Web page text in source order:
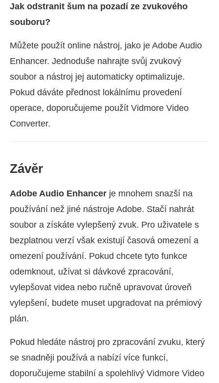
Jak odstranit šum na pozadí ze zvukového
souboru?
Můžete použít online nástroj, jako je Adobe Audio
Enhancer. Jednoduše nahrajte svůj zvukový
soubor a nástroj jej automaticky optimalizuje.
Pokud dáváte přednost lokálnímu provedení
operace, doporučujeme použít Vidmore Video
Converter.
Závěr
Adobe Audio Enhancer je mnohem snazší na
používání než jiné nástroje Adobe. Stačí nahrát
soubor a získáte vylepšený zvuk. Pro uživatele s
bezplatnou verzí však existují časová omezení a
omezení používání. Pokud chcete tyto funkce
odemknout, užívat si dávkové zpracování,
vylepšovat videa nebo ručně upravovat úroveň
vylepšení, budete muset upgradovat na prémiový
plán.
Pokud hledáte nástroj pro zpracování zvuku, který
se snadněji používá a nabízí více funkcí,
doporučujeme stabilní a spolehlivý Vidmore Video